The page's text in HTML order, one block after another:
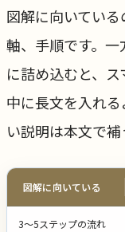
図解に向いてい
軸、手順です。
に詰め込むと、
中に長文を入れ
い説明は本文で補
図解に向いている
3〜5ステップの流れ